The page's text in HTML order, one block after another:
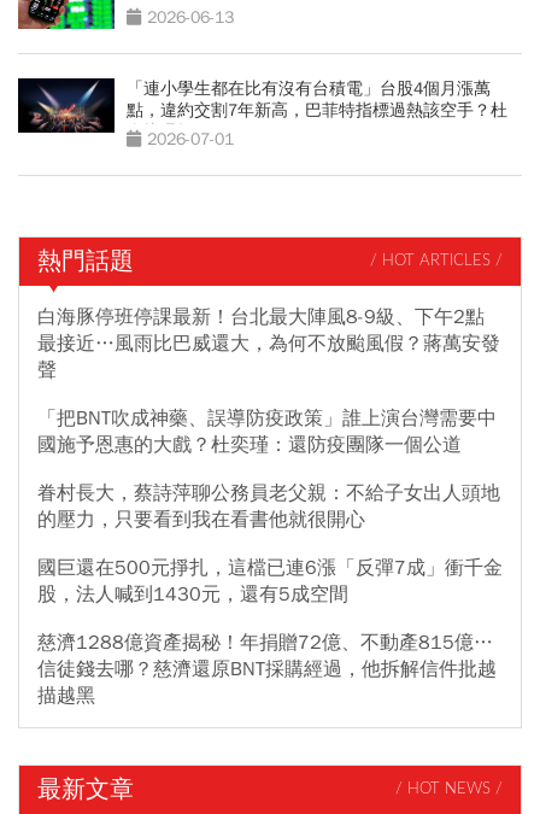
2026-06-13
「連小學生都在比有沒有台積電」台股4個月漲萬
點，違約交割7年新高，巴菲特指標過熱該空手？杜
金龍曝操作
2026-07-01
熱門話題 / HOT ARTICLES /
白海豚停班停課最新！台北最大陣風8-9級、下午2點
最接近…風雨比巴威還大，為何不放颱風假？蔣萬安發
聲
「把BNT吹成神藥、誤導防疫政策」誰上演台灣需要中
國施予恩惠的大戲？杜奕瑾：還防疫團隊一個公道
眷村長大，蔡詩萍聊公務員老父親：不給子女出人頭地
的壓力，只要看到我在看書他就很開心
國巨還在500元掙扎，這檔已連6漲「反彈7成」衝千金
股，法人喊到1430元，還有5成空間
慈濟1288億資產揭秘！年捐贈72億、不動產815億…
信徒錢去哪？慈濟還原BNT採購經過，他拆解信件批越
描越黑
最新文章 / HOT NEWS /